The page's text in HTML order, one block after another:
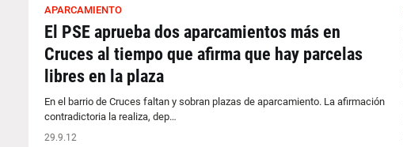
APARCAMIENTO
El PSE aprueba dos aparcamientos más en
Cruces al tiempo que afirma que hay parcelas
libres en la plaza
En el barrio de Cruces faltan y sobran plazas de aparcamiento. La afirmación
contradictoria la realiza, dep…
29.9.12